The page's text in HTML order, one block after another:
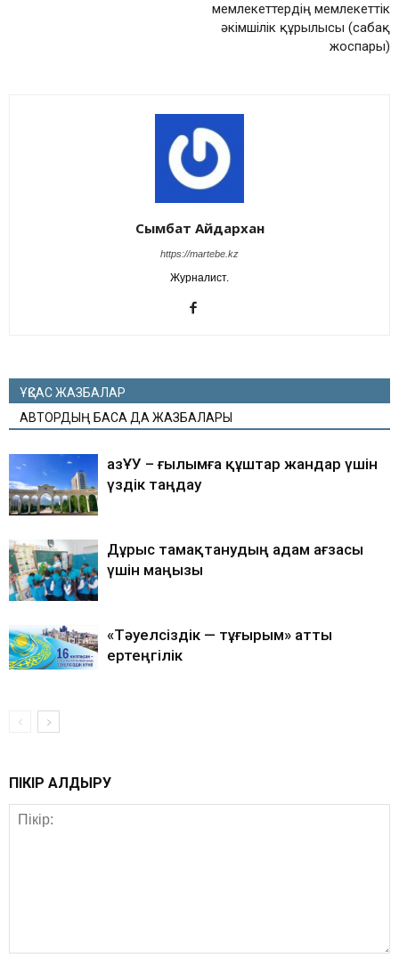
мемлекеттердің мемлекеттік
әкімшілік құрылысы (сабақ
жоспары)
Сымбат Айдархан
https://martebe.kz
Журналист.
ҰҚСАС ЖАЗБАЛАР
АВТОРДЫҢ БАСҚА ДА ЖАЗБАЛАРЫ
ҚазҰУ – ғылымға құштар жандар үшін
үздік таңдау
Дұрыс тамақтанудың адам ағзасы
үшін маңызы
«Тәуелсіздік — тұғырым» атты
ертеңгілік
ПІКІР ҚАЛДЫРУ